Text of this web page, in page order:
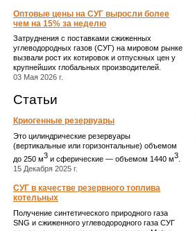
Оптовые цены на СУГ выросли более
чем на 15% за неделю
Затруднения с поставками сжиженных
углеводородных газов (СУГ) на мировом рынке
вызвали рост их котировок и отпускных цен у
крупнейших глобальных производителей.
03 Мая 2026 г.
Статьи
Криогенные резервуары
Это цилиндрические резервуары
(вертикальные или горизонтальные) объемом
до 250 м3 и сферические ― объемом 1440 м3
15 Декабря 2025 г.
СУГ в качестве резервного топлива
котельных
Получение синтетического природного газа
SNG и сжиженного углеводородного газа СУГ